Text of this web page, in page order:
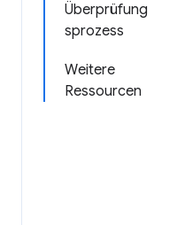
Überprüfung
sprozess
Weitere
Ressourcen